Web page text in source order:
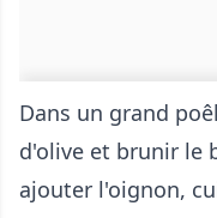
Dans un grand
d'olive et brunir le
ajouter l'oignon,